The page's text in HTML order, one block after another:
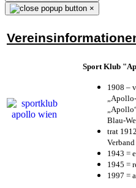
×
Sport Klub
1908 –
Blau-
trat
Verband
1943 =
1945 =
1997 =